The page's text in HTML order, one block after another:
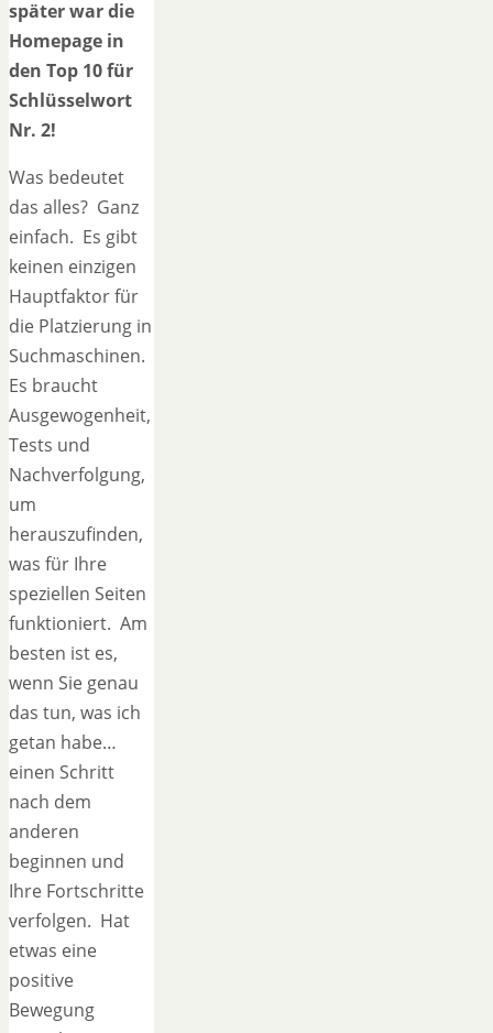
später war die
Homepage in
den Top 10 für
Schlüsselwort
Nr. 2!
Was bedeutet
das alles? Ganz
einfach. Es gibt
keinen einzigen
Hauptfaktor für
die Platzierung in
Suchmaschinen.
Es braucht
Ausgewogenheit,
Tests und
Nachverfolgung,
um
herauszufinden,
was für Ihre
speziellen Seiten
funktioniert. Am
besten ist es,
wenn Sie genau
das tun, was ich
getan habe…
einen Schritt
nach dem
anderen
beginnen und
Ihre Fortschritte
verfolgen. Hat
etwas eine
positive
Bewegung